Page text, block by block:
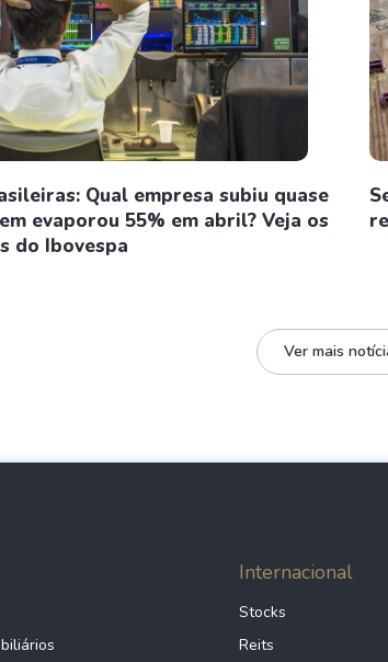
Qual empresa subiu quase
evaporou 55% em abril? Veja os
do Ibovespa
Ver mais
Internacional
Stocks
Reits